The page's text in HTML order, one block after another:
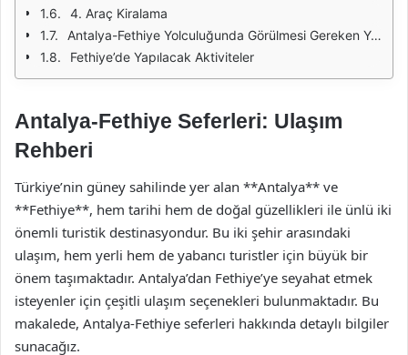
4. Araç Kiralama
Antalya-Fethiye Yolculuğunda Görülmesi Gereken Yerler
Fethiye’de Yapılacak Aktiviteler
Antalya-Fethiye Seferleri: Ulaşım
Rehberi
Türkiye’nin güney sahilinde yer alan **Antalya** ve
**Fethiye**, hem tarihi hem de doğal güzellikleri ile ünlü iki
önemli turistik destinasyondur. Bu iki şehir arasındaki
ulaşım, hem yerli hem de yabancı turistler için büyük bir
önem taşımaktadır. Antalya’dan Fethiye’ye seyahat etmek
isteyenler için çeşitli ulaşım seçenekleri bulunmaktadır. Bu
makalede, Antalya-Fethiye seferleri hakkında detaylı bilgiler
sunacağız.